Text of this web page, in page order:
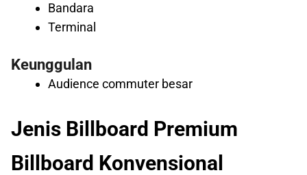
Bandara
Terminal
Keunggulan
Audience commuter besar
Jenis Billboard Premium
Billboard Konvensional